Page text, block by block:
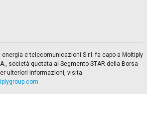
energia e telecomunicazioni S.r.l. fa capo a Moltiply
società quotata al Segmento STAR della Borsa
ulteriori informazioni, visita